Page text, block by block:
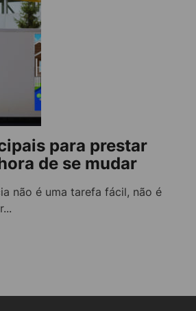
para prestar
de se mudar
não é uma tarefa fácil, não é